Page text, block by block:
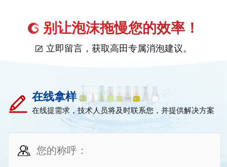
别让泡沫拖慢您的效率！
立即留言，获取高田专属消泡建议。
在线拿样
在线提需求，技术人员将及时联系您，并提供解决方案